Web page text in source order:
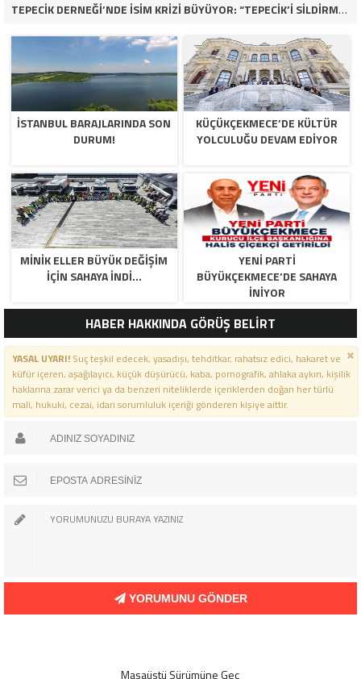
TEPECİK DERNEĞİ’NDE İSİM KRİZİ BÜYÜYOR: “TEPECİK’İ SİLDİRMEYECEĞİZ”
İSTANBUL BARAJLARINDA SON
DURUM!
KÜÇÜKÇEKMECE’DE KÜLTÜR
YOLCULUĞU DEVAM EDİYOR
MİNİK ELLER BÜYÜK DEĞİŞİM
İÇİN SAHAYA İNDİ…
YENİ PARTİ
BÜYÜKÇEKMECE’DE SAHAYA
İNİYOR
HABER HAKKINDA GÖRÜŞ BELİRT
YASAL UYARI!Suç teşkil edecek, yasadışı, tehditkar, rahatsız edici, hakaret ve
küfür içeren, aşağılayıcı, küçük düşürücü, kaba, pornografik, ahlaka aykırı, kişilik
haklarına zarar verici ya da benzeri niteliklerde içeriklerden doğan her türlü
mali, hukuki, cezai, idari sorumluluk içeriği gönderen kişiye aittir.
YORUMUNU GÖNDER
Masaüstü Sürümüne Geç